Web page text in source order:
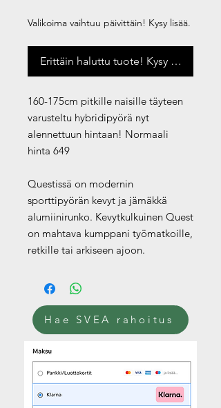
Valikoima vaihtuu päivittäin! Kysy lisää.
Erittäin haluttu tuote! Kysy saatavuus
160-175cm pitkille naisille täyteen
varusteltu hybridipyörä nyt
alennettuun hintaan! Normaali
hinta 649
Questissä on modernin
sporttipyörän kevyt ja jämäkkä
alumiinirunko. Kevytkulkuinen Quest
on mahtava kumppani työmatkoille,
retkille tai arkiseen ajoon.
Hae SVEA rahoitus